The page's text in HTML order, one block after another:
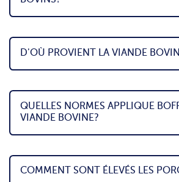
D'OÙ PROVIENT LA VIANDE
QUELLES NORMES APPLIQUE
VIANDE BOVINE?
COMMENT SONT ÉLEVÉS LES